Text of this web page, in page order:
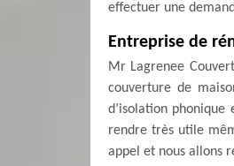
effectuer une
Entreprise de
Mr Lagrenee
couverture de
d’isolation
rendre très utile
appel et nous allons